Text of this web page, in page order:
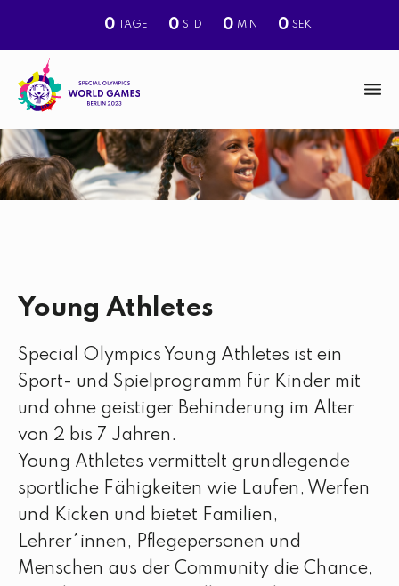
0 TAGE 0 STD 0 MIN 0 SEK
e
n
u
S
u
Young Athletes
Special Olympics Young Athletes ist ein
Sport- und Spielprogramm für Kinder mit
und ohne geistiger Behinderung im Alter
von 2 bis 7 Jahren.
Young Athletes vermittelt grundlegende
sportliche Fähigkeiten wie Laufen, Werfen
und Kicken und bietet Familien,
Lehrer*innen, Pflegepersonen und
Menschen aus der Community die Chance,